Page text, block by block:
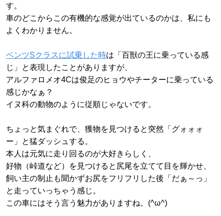
す。
車のどこからこの有機的な感覚が出ているのかは、私にも
よくわかりません。
ベンツSクラスに試乗した時は「百獣の王に乗っている感
じ」と表現したことがありますが、
アルファロメオ4Cは俊足のヒョウやチーターに乗っている
感じかなぁ？
イヌ科の動物のように従順じゃないです。
ちょっと気まぐれで、獲物を見つけると突然「グォォォ
ー」と猛ダッシュする。
本人は元気に走り回るのが大好きらしく、
好物（峠道など）を見つけると尻尾を立てて目を輝かせ、
飼い主の制止も聞かずお尻をフリフリした後「だぁ～っ」
と走っていっちゃう感じ。
この車にはそう言う魅力がありますね。(^ω^)